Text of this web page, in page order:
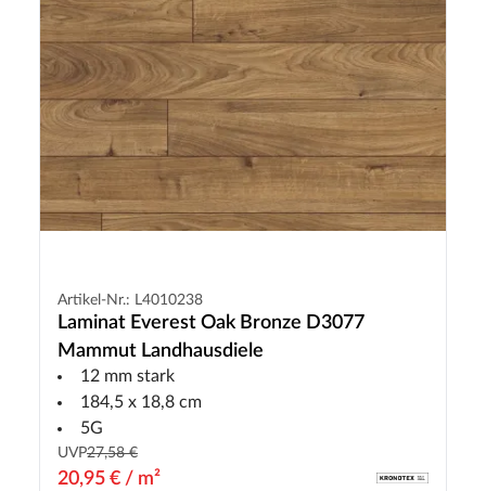
Artikel-Nr.: L4010238
Laminat Everest Oak Bronze D3077
Mammut Landhausdiele
12 mm stark
184,5 x 18,8 cm
5G
UVP27,58 €
20,95 € / m²